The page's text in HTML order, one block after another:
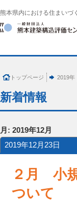
熊本県内における住まいづ
トップページ 2019年
新着情報
月: 2019年12月
2019年12月23日
２月 小
ついて